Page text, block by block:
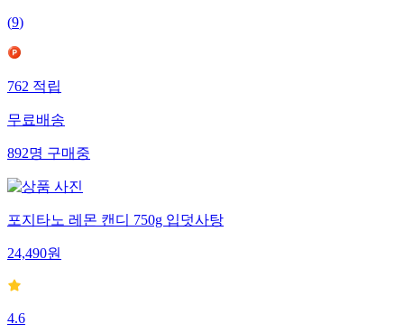
(9)
762적립
무료배송
892명구매중
포지타노 레몬 캔디 750g 입덧사탕
24,490원
4.6